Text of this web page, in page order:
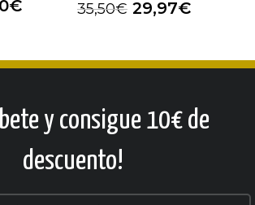
€ 35,50€ 29,97€
y consigue 10€ de
descuento!